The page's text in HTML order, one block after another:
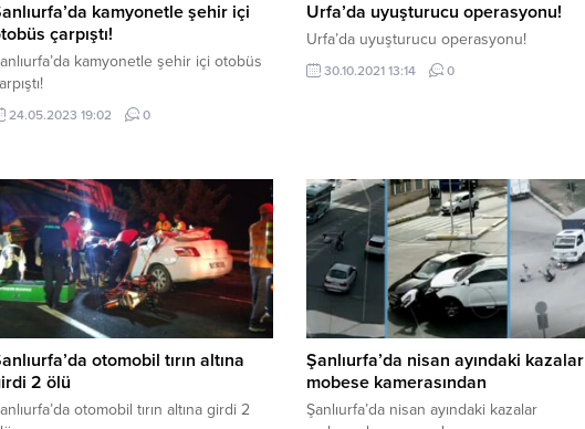
kamyonetle şehir içi
çarpıştı!
kamyonetle şehir içi otobüs
24.05.2023 19:02 0
Urfa’da uyuşturucu operasyonu!
Urfa’da uyuşturucu operasyonu!
30.10.2021 13:14 0
otomobil tırın altına
2 ölü
otomobil tırın altına girdi 2
Şanlıurfa’da nisan ayındaki kazalar
mobese kamerasından
Şanlıurfa’da nisan ayındaki kazalar